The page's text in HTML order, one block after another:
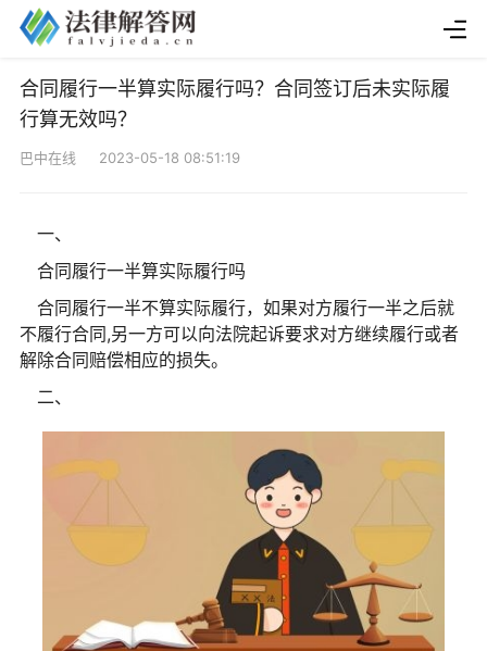
合同履行一半算实际履行吗？合同签订后未实际履
行算无效吗？
巴中在线 2023-05-18 08:51:19
一、
合同履行一半算实际履行吗
合同履行一半不算实际履行，如果对方履行一半之后就
不履行合同,另一方可以向法院起诉要求对方继续履行或者
解除合同赔偿相应的损失。
二、